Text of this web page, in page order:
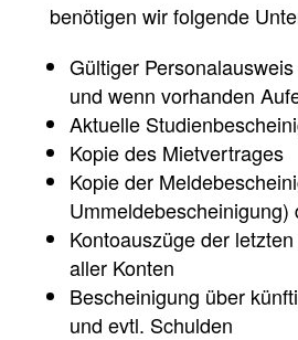
benötigen wir folgende
Gültiger
und wenn vorhanden
Aktuelle
Kopie des Mietvertrages
Kopie der
Ummeldebescheinigung)
Kontoauszüge der
aller Konten
Bescheinigung über
und evtl. Schulden